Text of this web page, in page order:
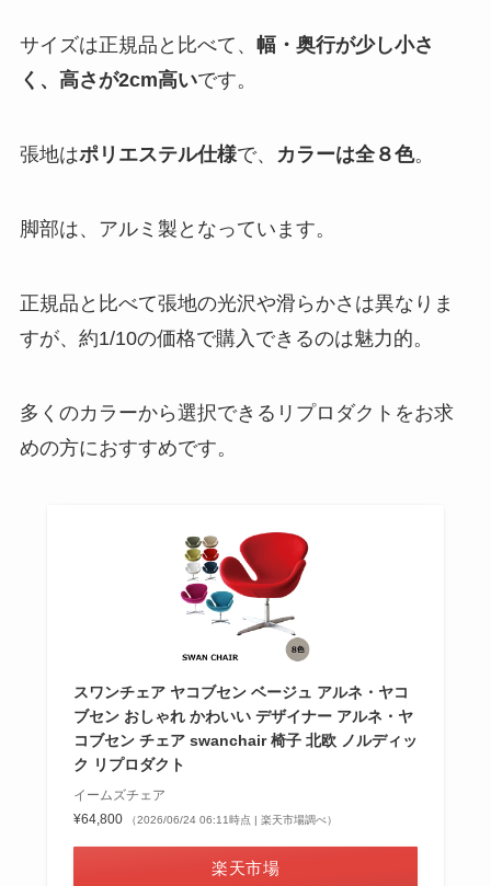
サイズは正規品と比べて、 幅・奥行が少し小さ
く、高さが2cm高いです。
張地はポリエステル仕様で、 カラーは全８色。
脚部は、アルミ製となっています。
正規品と比べて張地の光沢や滑らかさは異なりま
すが、約1/10の価格で購入できるのは魅力的。
多くのカラーから選択できるリプロダクトをお求
めの方におすすめです。
スワンチェア ヤコブセン ベージュ アルネ・ヤコ
ブセン おしゃれ かわいい デザイナー アルネ・ヤ
コブセン チェア swanchair 椅子 北欧 ノルディッ
ク リプロダクト
イームズチェア
¥64,800
（2026/06/24 06:11時点 | 楽天市場調べ）
楽天市場